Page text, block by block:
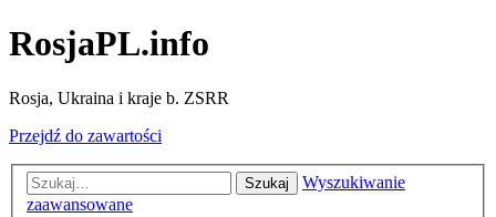
RosjaPL.info
Rosja, Ukraina i kraje b. ZSRR
Przejdź do zawartości
Szukaj
Wyszukiwanie
zaawansowane